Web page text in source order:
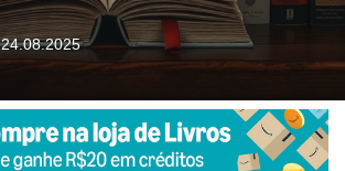
24.08.2025